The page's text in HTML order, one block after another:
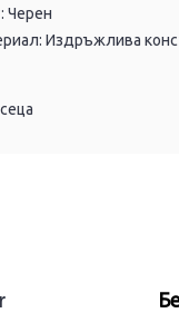
Черен
Издръжлива